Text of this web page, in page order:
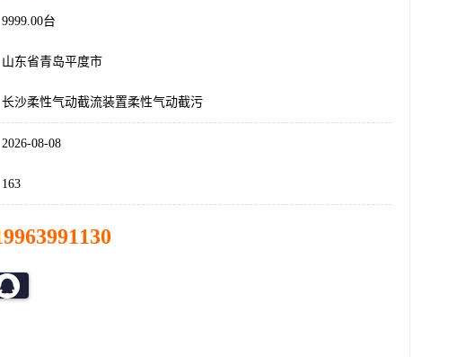
9999.00台
山东省青岛平度市
长沙柔性气动截流装置柔性气动截污
2026-08-08
163